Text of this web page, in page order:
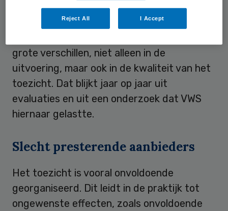
het toezicht worden slechts minimale eisen
gesteld en gemeenten hebben veel ruimte
grote verschillen, niet alleen in de
uitvoering, maar ook in de kwaliteit van het
toezicht. Dat blijkt jaar op jaar uit
evaluaties en uit een onderzoek dat VWS
hiernaar gelastte.
Slecht presterende aanbieders
Het toezicht is vooral onvoldoende
georganiseerd. Dit leidt in de praktijk tot
ongewenste effecten, zoals onvoldoende
Reject All I Accept